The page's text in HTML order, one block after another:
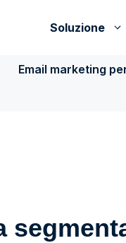
Soluzione
Email marketing